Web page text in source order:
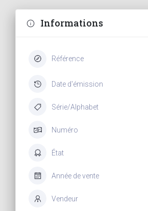
Informations
Référence
Date d'émission
Série/Alphabet
Numéro
État
Année de vente
Vendeur